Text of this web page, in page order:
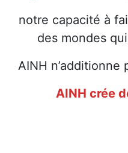
notre capacité à
des mondes
AINH n’additionne
AINH crée